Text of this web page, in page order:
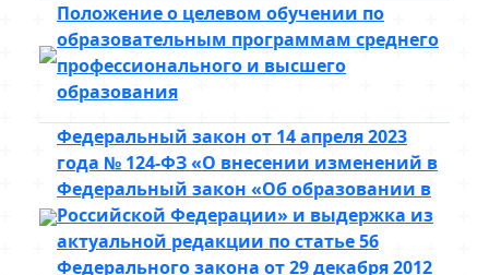
Положение о целевом обучении по
образовательным программам среднего
профессионального и высшего
образования
Федеральный закон от 14 апреля 2023
года № 124-ФЗ «О внесении изменений в
Федеральный закон «Об образовании в
Российской Федерации» и выдержка из
актуальной редакции по статье 56
Федерального закона от 29 декабря 2012